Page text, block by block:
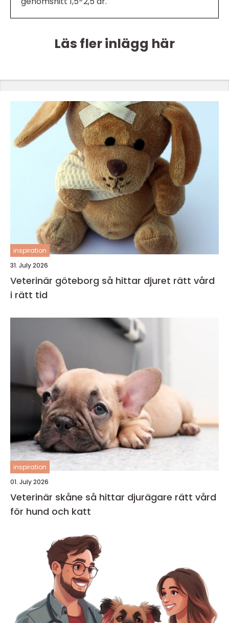
Läs fler inlägg här
inspiration
31. July 2026
Veterinär göteborg så hittar djuret rätt vård
i rätt tid
inspiration
01. July 2026
Veterinär skåne så hittar djurägare rätt vård
för hund och katt